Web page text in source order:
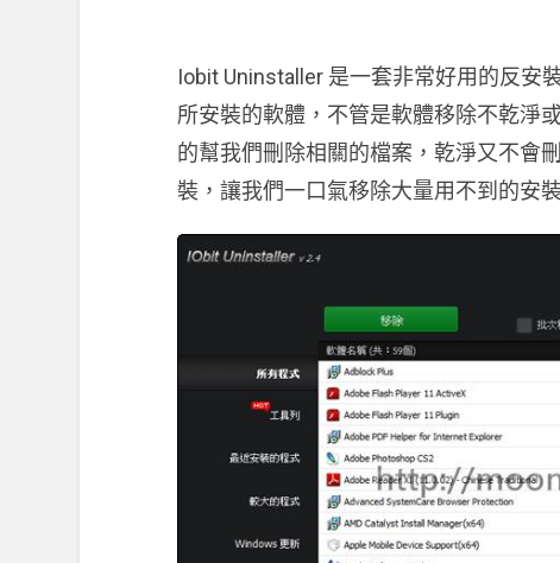
Iobit Uninstaller 是一套非常好用的反安
所安裝的軟體，不管是軟體移除不乾淨
的幫我們刪除相關的檔案，乾淨又不會
裝，讓我們一口氣移除大量用不到的安